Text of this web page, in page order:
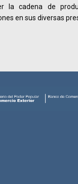
la cadena de
en sus diversas